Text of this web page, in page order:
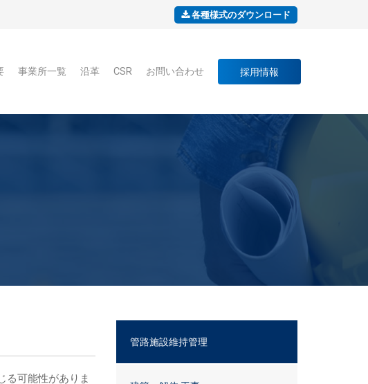
各種様式のダウンロード
事業所一覧 沿革 CSR お問い合わせ 採用情報
る可能性がありま
管路施設維持管理